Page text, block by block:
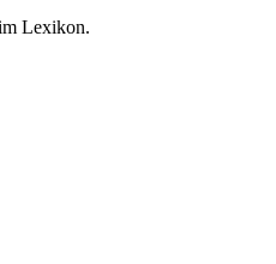
Lexikon.